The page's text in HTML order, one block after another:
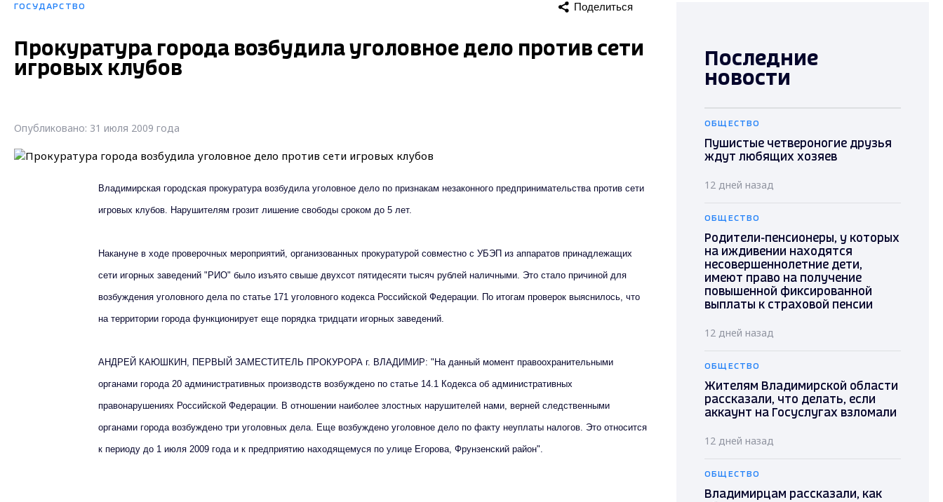
ГОСУДАРСТВО Поделиться
Прокуратура города возбудила уголовное дело против сети
игровых клубов
Опубликовано: 31 июля 2009 года
Владимирская городская прокуратура возбудила уголовное дело по признакам незаконного предпринимательства против сети
игровых клубов. Нарушителям грозит лишение свободы сроком до 5 лет.
Накануне в ходе проверочных мероприятий, организованных прокуратурой совместно с УБЭП из аппаратов принадлежащих
сети игорных заведений "РИО" было изъято свыше двухсот пятидесяти тысяч рублей наличными. Это стало причиной для
возбуждения уголовного дела по статье 171 уголовного кодекса Российской Федерации. По итогам проверок выяснилось, что
на территории города функционирует еще порядка тридцати игорных заведений.
АНДРЕЙ КАЮШКИН, ПЕРВЫЙ ЗАМЕСТИТЕЛЬ ПРОКУРОРА г. ВЛАДИМИР: "На данный момент правоохранительными
органами города 20 административных производств возбуждено по статье 14.1 Кодекса об административных
правонарушениях Российской Федерации. В отношении наиболее злостных нарушителей нами, верней следственными
органами города возбуждено три уголовных дела. Еще возбуждено уголовное дело по факту неуплаты налогов. Это относится
к периоду до 1 июля 2009 года и к предприятию находящемуся по улице Егорова, Фрунзенский район".
Последние
новости
ОБЩЕСТВО
Пушистые четвероногие друзья
ждут любящих хозяев
12 дней назад
ОБЩЕСТВО
Родители-пенсионеры, у которых
на иждивении находятся
несовершеннолетние дети,
имеют право на получение
повышенной фиксированной
выплаты к страховой пенсии
12 дней назад
ОБЩЕСТВО
Жителям Владимирской области
рассказали, что делать, если
аккаунт на Госуслугах взломали
12 дней назад
ОБЩЕСТВО
Владимирцам рассказали, как